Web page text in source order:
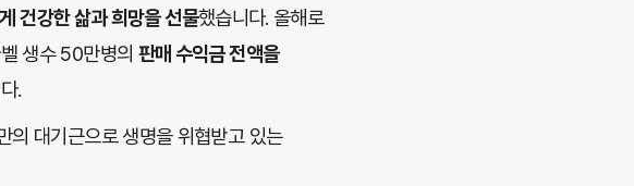
건강한 삶과 희망을 선물했습니다. 올해로
생수 50만병의 판매 수익금 전액을
.
대기근으로 생명을 위협받고 있는